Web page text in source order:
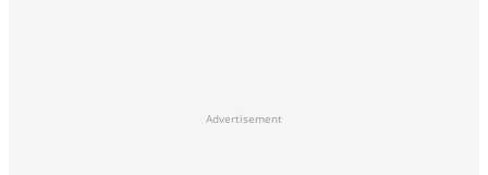
Advertisement